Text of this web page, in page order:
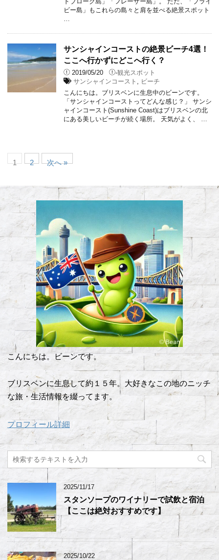
ビー島」もこれらの島々と肩を並べる絶景スポット
サンシャインコーストの絶景ビーチ4選！
ここへ行かずにどこへ行く？
2019/05/20 -観光スポット
サンシャインコースト
ビーチ
こんにちは。ブリスベンに生息中のビーンです。
「サンシャインコーストってどんな感じ？」 サンシ
ャインコースト(Sunshine Coast)はブリスベンの北
にある美しいビーチが続く場所。 天気がよく、 …
1 2 次へ »
こんにちは。ビーンです。
ブリスベンに生息して約１５年。大好きなこの地のニッチ
な旅・生活情報を綴ってます。
プロフィール詳細
2025/11/17
スタンソープのワイナリーで試飲と宿泊
【ここは絶対おすすめです】
2025/10/22